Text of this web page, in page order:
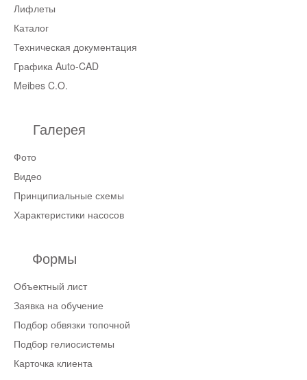
Лифлеты
Каталог
Техническая документация
Графика Auto-CAD
Meibes C.O.
Галерея
Фото
Видео
Принципиальные схемы
Характеристики насосов
Формы
Объектный лист
Заявка на обучение
Подбор обвязки топочной
Подбор гелиосистемы
Карточка клиента